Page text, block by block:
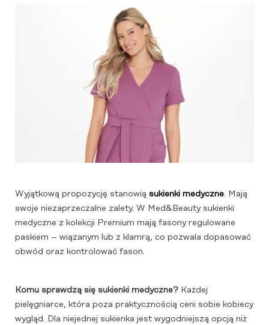
Wyjątkową propozycję stanowią sukienki medyczne. Mają
swoje niezaprzeczalne zalety. W Med&Beauty sukienki
medyczne z kolekcji Premium mają fasony regulowane
paskiem – wiązanym lub z klamrą, co pozwala dopasować
obwód oraz kontrolować fason.
Komu sprawdzą się sukienki medyczne? Każdej
pielęgniarce, która poza praktycznością ceni sobie kobiecy
wygląd. Dla niejednej sukienka jest wygodniejszą opcją niż